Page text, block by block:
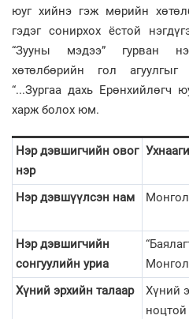
юуг хийнэ гэж мөрийн
гэдэг сонирхох ёстой
“Зууны мэдээ” гурван
хөтөлбөрийн гол
“...Зургаа дахь Ерөнхийлөгч
харж болох юм.
Нэр дэвшигчийн овог
нэр
Нэр дэвшүүлсэн нам
Нэр дэвшигчийн
сонгуулийн уриа
Хүний эрхийн талаар
Хүний